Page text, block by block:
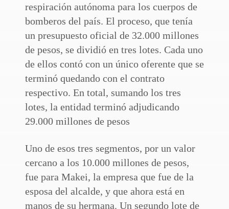
respiración autónoma para los cuerpos de
bomberos del país. El proceso, que tenía
un presupuesto oficial de 32.000 millones
de pesos, se dividió en tres lotes. Cada uno
de ellos contó con un único oferente que se
terminó quedando con el contrato
respectivo. En total, sumando los tres
lotes, la entidad terminó adjudicando
29.000 millones de pesos
Uno de esos tres segmentos, por un valor
cercano a los 10.000 millones de pesos,
fue para Makei, la empresa que fue de la
esposa del alcalde, y que ahora está en
manos de su hermana. Un segundo lote de